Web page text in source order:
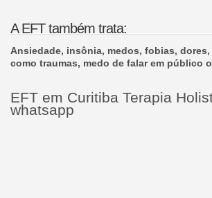
A EFT também trata:
Ansiedade, insônia, medos, fobias,
como traumas, medo de falar em público
EFT em Curitiba Terapia
whatsapp